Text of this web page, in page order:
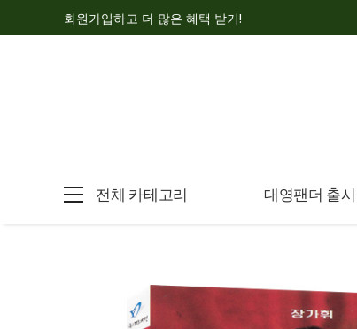
회원가입하고 더 많은 혜택 받기!
전체 카테고리 대영팬더 출